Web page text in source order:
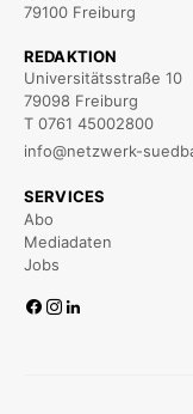
79100 Freiburg
REDAKTION
Universitätsstraße 10
79098 Freiburg
T 0761 45002800
info@netzwerk-
SERVICES
Abo
Mediadaten
Jobs